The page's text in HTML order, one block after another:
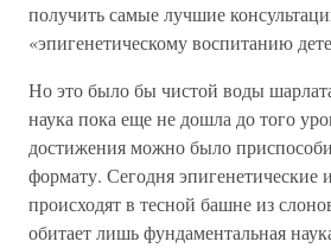
получить самые лучшие
«эпигенетическому воспитанию
Но это было бы чистой воды
наука пока еще не дошла до того
достижения можно было
формату. Сегодня эпигенетические
происходят в тесной башне из
обитает лишь фундаментальная